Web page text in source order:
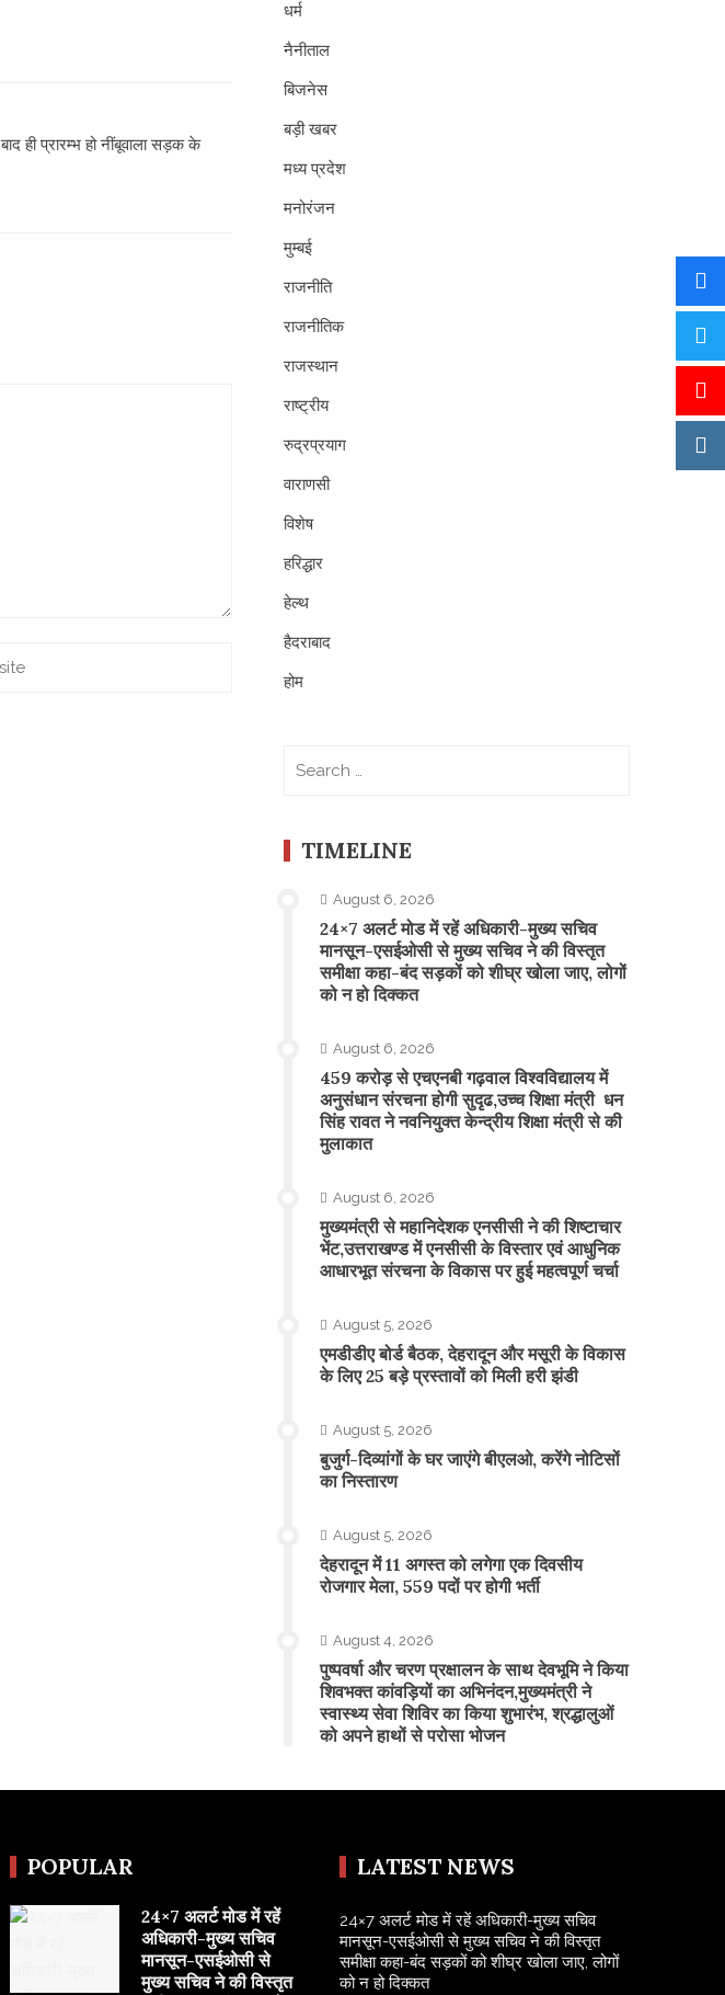
ही प्रारम्भ हो नींबूवाला सड़क के
धर्म
नैनीताल
बिजनेस
बड़ी खबर
मध्य प्रदेश
मनोरंजन
मुम्बई
राजनीति
राजनीतिक
राजस्थान
राष्ट्रीय
रुद्रप्रयाग
वाराणसी
विशेष
हरिद्धार
हेल्थ
हैदराबाद
होम
TIMELINE
August 6, 2026
24×7 अलर्ट मोड में रहें अधिकारी-मुख्य सचिव
मानसून-एसईओसी से मुख्य सचिव ने की विस्तृत
समीक्षा कहा-बंद सड़कों को शीघ्र खोला जाए, लोगों
को न हो दिक्कत
August 6, 2026
459 करोड़ से एचएनबी गढ़वाल विश्वविद्यालय में
अनुसंधान संरचना होगी सुदृढ,उच्च शिक्षा मंत्री धन
सिंह रावत ने नवनियुक्त केन्द्रीय शिक्षा मंत्री से की
मुलाकात
August 6, 2026
मुख्यमंत्री से महानिदेशक एनसीसी ने की शिष्टाचार
भेंट,उत्तराखण्ड में एनसीसी के विस्तार एवं आधुनिक
आधारभूत संरचना के विकास पर हुई महत्वपूर्ण चर्चा
August 5, 2026
एमडीडीए बोर्ड बैठक, देहरादून और मसूरी के विकास
के लिए 25 बड़े प्रस्तावों को मिली हरी झंडी
August 5, 2026
बुजुर्ग-दिव्यांगों के घर जाएंगे बीएलओ, करेंगे नोटिसों
का निस्तारण
August 5, 2026
​देहरादून में 11 अगस्त को लगेगा एक दिवसीय
रोजगार मेला, 559 पदों पर होगी भर्ती
August 4, 2026
पुष्पवर्षा और चरण प्रक्षालन के साथ देवभूमि ने किया
शिवभक्त कांवड़ियों का अभिनंदन,मुख्यमंत्री ने
स्वास्थ्य सेवा शिविर का किया शुभारंभ, श्रद्धालुओं
को अपने हाथों से परोसा भोजन
POPULAR
24×7 अलर्ट मोड में रहें
अधिकारी-मुख्य सचिव
मानसून-एसईओसी से
मुख्य सचिव ने की विस्तृत
LATEST NEWS
24×7 अलर्ट मोड में रहें अधिकारी-मुख्य सचिव
मानसून-एसईओसी से मुख्य सचिव ने की विस्तृत
समीक्षा कहा-बंद सड़कों को शीघ्र खोला जाए, लोगों
को न हो दिक्कत